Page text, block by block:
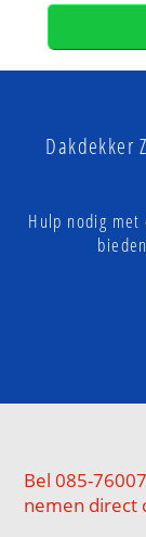
Dakdekker
Hulp nodig
Bel 085-
nemen direct